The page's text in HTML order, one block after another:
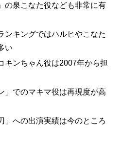
の泉こなた役なども非常に有
ンキングではハルヒやこなた
い
キンちゃん役は2007年から担
」でのマキマ役は再現度が高
」への出演実績は今のところ